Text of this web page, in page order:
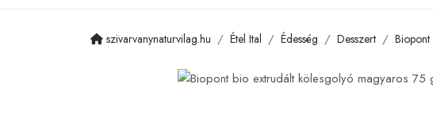
szivarvanynaturvilag.hu Étel Ital Édesség Desszert